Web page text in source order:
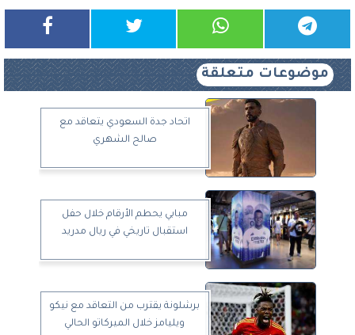
موضوعات متعلقة
اتحاد جدة السعودي يتعاقد مع
صالح الشهري
مبابي يحطم الأرقام خلال حفل
استقبال تاريخي في ريال مدريد
برشلونة يقترب من التعاقد مع نيكو
ويليامز خلال الميركاتو الحالي